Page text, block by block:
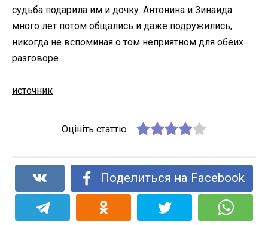
судьба подарила им и дочку. Антонина и Зинаида
много лет потом общались и даже подружились,
никогда не вспоминая о том неприятном для обеих
разговоре…
источник
Оцініть статтю
Поделиться на Facebook